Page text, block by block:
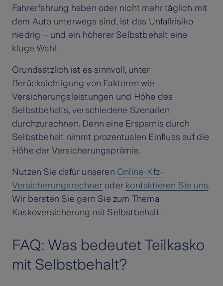
Fahrerfahrung haben oder nicht mehr täglich mit
dem Auto unterwegs sind, ist das Unfallrisiko
niedrig – und ein höherer Selbstbehalt eine
kluge Wahl.
Grundsätzlich ist es sinnvoll, unter
Berücksichtigung von Faktoren wie
Versicherungsleistungen und Höhe des
Selbstbehalts, verschiedene Szenarien
durchzurechnen. Denn eine Ersparnis durch
Selbstbehalt nimmt prozentualen Einfluss auf die
Höhe der Versicherungsprämie.
Nutzen Sie dafür unseren Online-Kfz-
Versicherungsrechner oder kontaktieren Sie uns.
Wir beraten Sie gern Sie zum Thema
Kaskoversicherung mit Selbstbehalt.
FAQ: Was bedeutet Teilkasko
mit Selbstbehalt?